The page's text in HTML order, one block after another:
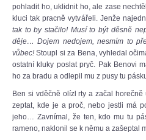
pohladit ho, uklidnit ho, ale zase
kluci tak pracně vytvářeli. Jenže
tak to by stačilo! Musí to být děsně
děje… Dojem nedojem, nesmím to
vůbec! Stoupl si za Bena, vyhledal
ostatní kluky poslat pryč. Pak Benovi
ho za bradu a odlepil mu z pusy tu
Ben si vděčně olízl rty a začal
zeptat, kde je a proč, nebo jestli má
jeho… Zavnímal, že ten, kdo mu tu
rameno, naklonil se k němu a zašeptal